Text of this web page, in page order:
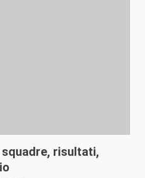
squadre, risultati,